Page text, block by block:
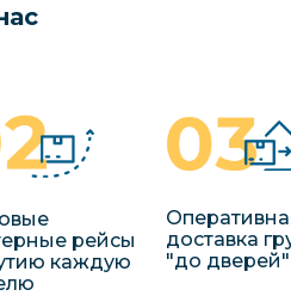
рейсы
каждую
доставка
"до дверей"